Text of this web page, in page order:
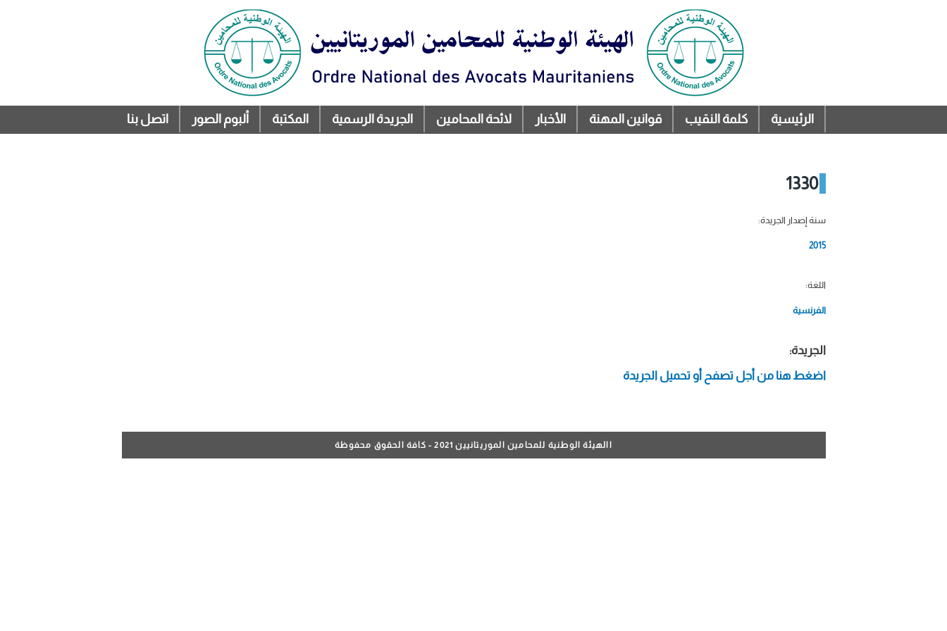
المحتوى
الرئيسي
القائمة الرئيسية
الرئيسية كلمة النقيب قوانين المهنة الأخبار لائحة المحامين الجريدة الرسمية المكتبة ألبوم الصور اتصل بنا
1330
سنة إصدار الجريدة:
2015
اللغة:
الفرنسية
الجريدة:
اضغط هنا من أجل تصفح أو تحميل الجريدة
االهيئة الوطنية للمحامين الموريتانيين 2021 - كافة الحقوق محفوظة